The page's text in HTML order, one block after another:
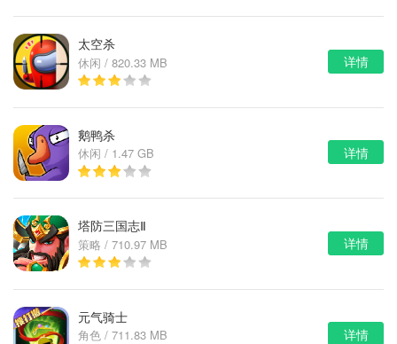
太空杀
休闲 / 820.33 MB 详情
鹅鸭杀
休闲 / 1.47 GB 详情
塔防三国志Ⅱ
策略 / 710.97 MB 详情
元气骑士
角色 / 711.83 MB 详情